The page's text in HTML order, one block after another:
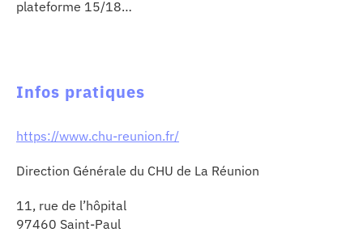
plateforme 15/18…
Infos pratiques
https://www.chu-reunion.fr/
Direction Générale du CHU de La Réunion
11, rue de l’hôpital
97460 Saint-Paul